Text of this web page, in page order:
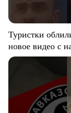
Туристки
новое видео с